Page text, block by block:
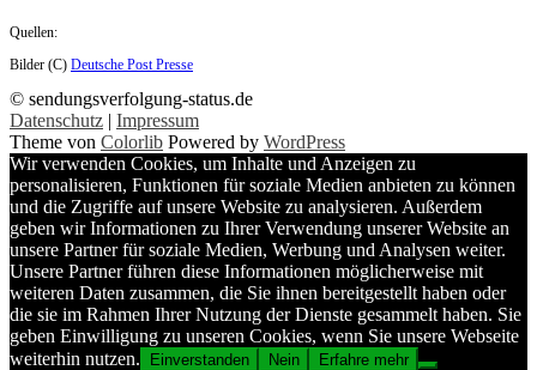
Quellen:
Bilder (C) Deutsche Post Presse
© sendungsverfolgung-status.de
Datenschutz | Impressum
Theme von Colorlib Powered by WordPress
Wir verwenden Cookies, um Inhalte und Anzeigen zu
personalisieren, Funktionen für soziale Medien anbieten zu können
und die Zugriffe auf unsere Website zu analysieren. Außerdem
geben wir Informationen zu Ihrer Verwendung unserer Website an
unsere Partner für soziale Medien, Werbung und Analysen weiter.
Unsere Partner führen diese Informationen möglicherweise mit
weiteren Daten zusammen, die Sie ihnen bereitgestellt haben oder
die sie im Rahmen Ihrer Nutzung der Dienste gesammelt haben. Sie
geben Einwilligung zu unseren Cookies, wenn Sie unsere Webseite
weiterhin nutzen.
Einverstanden Nein Erfahre mehr